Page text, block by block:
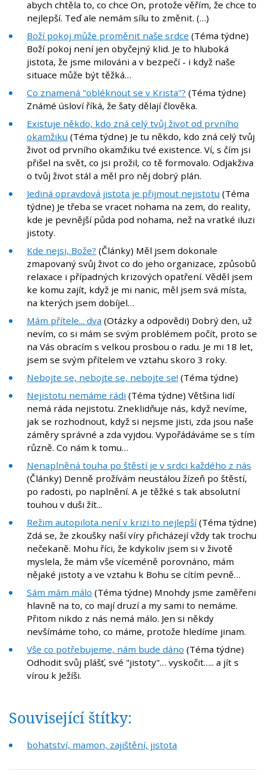
abych chtěla to, co chce On, protože věřím, že chce to
nejlepší. Teď ale nemám sílu to změnit. (…)
Boží pokoj může proměnit naše srdce (Téma týdne)
Boží pokoj není jen obyčejný klid. Je to hluboká
jistota, že jsme milováni a v bezpečí - i když naše
situace může být těžká…
Co znamená "obléknout se v Krista"? (Téma týdne)
Známé úsloví říká, že šaty dělají člověka.
Existuje někdo, kdo zná celý tvůj život od prvního
okamžiku (Téma týdne) Je tu někdo, kdo zná celý tvůj
život od prvního okamžiku tvé existence. Ví, s čím jsi
přišel na svět, co jsi prožil, co tě formovalo. Odjakživa
o tvůj život stál a měl pro něj dobrý plán.
Jediná opravdová jistota je přijmout nejistotu (Téma
týdne) Je třeba se vracet nohama na zem, do reality,
kde je pevnější půda pod nohama, než na vratké iluzi
jistoty.
Kde nejsi, Bože? (Články) Měl jsem dokonale
zmapovaný svůj život co do jeho organizace, způsobů
relaxace i případných krizových opatření. Věděl jsem
ke komu zajít, když je mi nanic, měl jsem svá místa,
na kterých jsem dobíjel…
Mám přítele... dva (Otázky a odpovědi) Dobrý den, už
nevím, co si mám se svým problémem počít, proto se
na Vás obracím s velkou prosbou o radu. Je mi 18 let,
jsem se svým přítelem ve vztahu skoro 3 roky.
Nebojte se, nebojte se, nebojte se! (Téma týdne)
Nejistotu nemáme rádi (Téma týdne) Většina lidí
nemá ráda nejistotu. Zneklidňuje nás, když nevíme,
jak se rozhodnout, když si nejsme jisti, zda jsou naše
záměry správné a zda vyjdou. Vypořádáváme se s tím
různě. Co nám k tomu…
Nenaplněná touha po štěstí je v srdci každého z nás
(Články) Denně prožívám neustálou žízeň po štěstí,
po radosti, po naplnění. A je těžké s tak absolutní
touhou v duši žít...
Režim autopilota není v krizi to nejlepší(Téma týdne)
Zdá se, že zkoušky naší víry přicházejí vždy tak trochu
nečekaně. Mohu říci, že kdykoliv jsem si v životě
myslela, že mám vše víceméně porovnáno, mám
nějaké jistoty a ve vztahu k Bohu se cítím pevně…
Sám mám málo (Téma týdne) Mnohdy jsme zaměřeni
hlavně na to, co mají druzí a my sami to nemáme.
Přitom nikdo z nás nemá málo. Jen si někdy
nevšímáme toho, co máme, protože hledíme jinam.
Vše co potřebujeme, nám bude dáno (Téma týdne)
Odhodit svůj plášť, své "jistoty"… vyskočit….. a jít s
vírou k Ježíši.
Související štítky:
bohatství, mamon, zajištění, jistota